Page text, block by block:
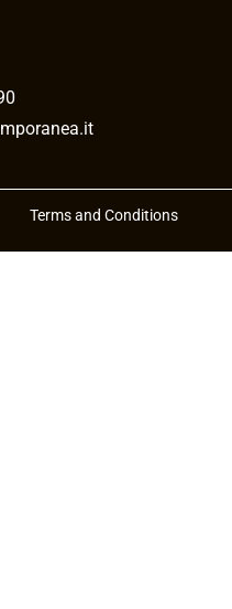
Terms and Conditions